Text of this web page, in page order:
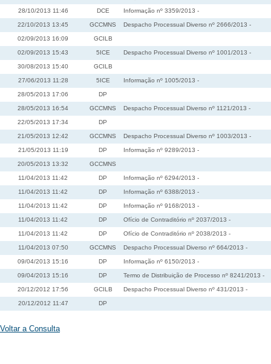
28/10/2013 11:46 DCE Informação nº 3359/2013 -
22/10/2013 13:45 GCCMNS Despacho Processual Diverso nº 2666/2013 -
02/09/2013 16:09 GCILB
02/09/2013 15:43 5ICE Despacho Processual Diverso nº 1001/2013 -
30/08/2013 15:40 GCILB
27/06/2013 11:28 5ICE Informação nº 1005/2013 -
28/05/2013 17:06 DP
28/05/2013 16:54 GCCMNS Despacho Processual Diverso nº 1121/2013 -
22/05/2013 17:34 DP
21/05/2013 12:42 GCCMNS Despacho Processual Diverso nº 1003/2013 -
21/05/2013 11:19 DP Informação nº 9289/2013 -
20/05/2013 13:32 GCCMNS
11/04/2013 11:42 DP Informação nº 6294/2013 -
11/04/2013 11:42 DP Informação nº 6388/2013 -
11/04/2013 11:42 DP Informação nº 9168/2013 -
11/04/2013 11:42 DP Ofício de Contraditório nº 2037/2013 -
11/04/2013 11:42 DP Ofício de Contraditório nº 2038/2013 -
11/04/2013 07:50 GCCMNS Despacho Processual Diverso nº 664/2013 -
09/04/2013 15:16 DP Informação nº 6150/2013 -
09/04/2013 15:16 DP Termo de Distribuição de Processo nº 8241/2013 -
20/12/2012 17:56 GCILB Despacho Processual Diverso nº 431/2013 -
20/12/2012 11:47 DP
Voltar a Consulta